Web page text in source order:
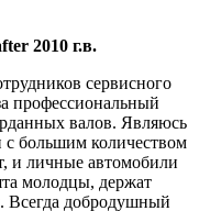
2010 г.в.
сервисного
профессиональный
валов. Являюсь
с большим количеством
и личные автомобили
молодцы, держат
Всегда добродушный